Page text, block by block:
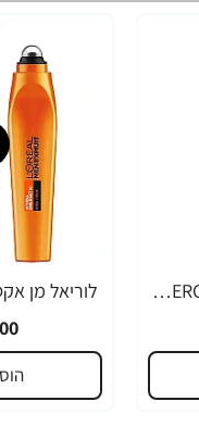
לוריאל מן אקספרט HYDRA ENERGETIC ג'ל רחצה לגבר 300 מ"ל - מבית L'OREAL